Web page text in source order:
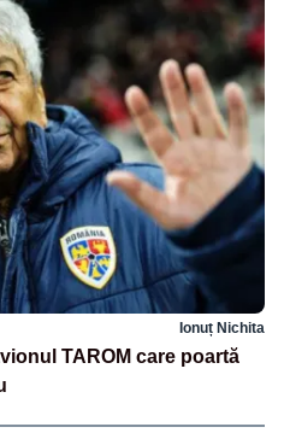
Ionuț Nichita
TAROM care poartă